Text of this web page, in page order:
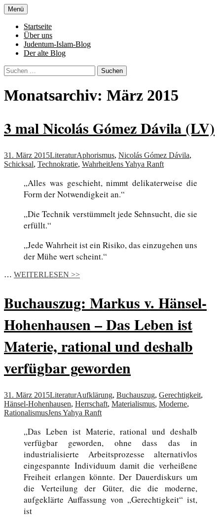
Zum
Inhalt
springen
Al-Adala.de
von allem
Menü
Startseite
Über uns
Judentum-Islam-Blog
Der alte Blog
Suchen
nach:
Monatsarchiv: März 2015
3 mal Nicolás Gómez Dávila (LV)
31. März 2015LiteraturAphorismus, Nicolás Gómez Dávila,
Schicksal, Technokratie, WahrheitJens Yahya Ranft
„Alles was geschieht, nimmt delikaterweise die
Form der Notwendigkeit an.“
„Die Technik verstümmelt jede Sehnsucht, die sie
erfüllt.“
„Jede Wahrheit ist ein Risiko, das einzugehen uns
der Mühe wert scheint.“
… WEITERLESEN >>
Buchauszug: Markus v. Hänsel-
Hohenhausen – Das Leben ist
Materie, rational und deshalb
verfügbar geworden
31. März 2015LiteraturAufklärung, Buchauszug, Gerechtigkeit,
Hänsel-Hohenhausen, Herrschaft, Materialismus, Moderne,
RationalismusJens Yahya Ranft
„Das Leben ist Materie, rational und deshalb
verfügbar geworden, ohne dass das in
industrialisierte Arbeitsprozesse alternativlos
eingespannte Individuum damit die verheißene
Freiheit erlangen könnte. Der Dauerdiskurs um
die Verteilung der Güter, die die moderne,
aufgeklärte Auffassung von „Gerechtigkeit“ ist,
ist